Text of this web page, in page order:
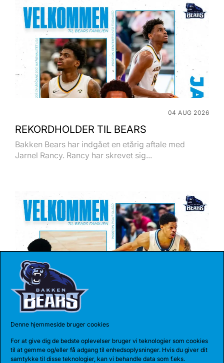
Denne hjemmeside bruger cookies
For at give dig de bedste oplevelser bruger vi teknologier som cookies
til at gemme og/eller få adgang til enhedsoplysninger. Hvis du giver dit
samtykke til disse teknologier, kan vi behandle data som f.eks.
04 AUG 2026
REKORDHOLDER TIL BEARS
Bakken Bears har indgået en etårig aftale med
Jarnel Rancy. Rancy har skrevet sig...
BEARS HENTER ATLETISK GUARD
Den 185 cm høje amerikanske guard, Myles Corey,
har indgået en 1-årig aftale med...